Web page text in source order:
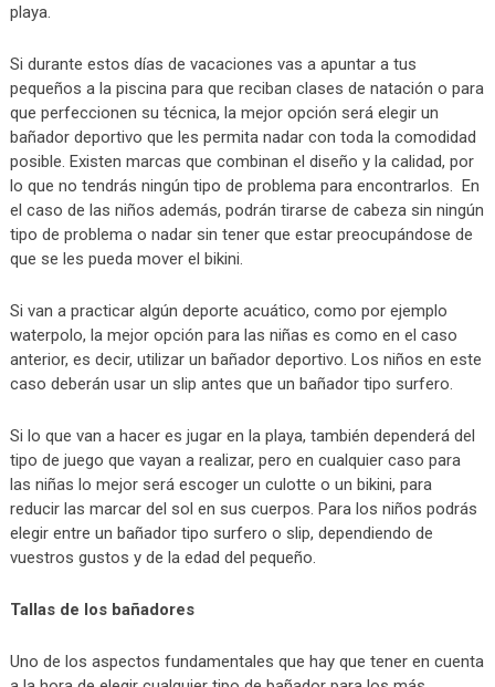
playa.
Si durante estos días de vacaciones vas a apuntar a tus
pequeños a la piscina para que reciban clases de natación o para
que perfeccionen su técnica, la mejor opción será elegir un
bañador deportivo que les permita nadar con toda la comodidad
posible. Existen marcas que combinan el diseño y la calidad, por
lo que no tendrás ningún tipo de problema para encontrarlos. En
el caso de las niños además, podrán tirarse de cabeza sin ningún
tipo de problema o nadar sin tener que estar preocupándose de
que se les pueda mover el bikini.
Si van a practicar algún deporte acuático, como por ejemplo
waterpolo, la mejor opción para las niñas es como en el caso
anterior, es decir, utilizar un bañador deportivo. Los niños en este
caso deberán usar un slip antes que un bañador tipo surfero.
Si lo que van a hacer es jugar en la playa, también dependerá del
tipo de juego que vayan a realizar, pero en cualquier caso para
las niñas lo mejor será escoger un culotte o un bikini, para
reducir las marcar del sol en sus cuerpos. Para los niños podrás
elegir entre un bañador tipo surfero o slip, dependiendo de
vuestros gustos y de la edad del pequeño.
Tallas de los bañadores
Uno de los aspectos fundamentales que hay que tener en cuenta